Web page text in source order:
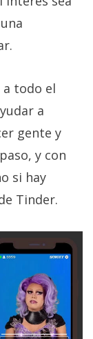
todo el
a
gente y
y con
si hay
Tinder.